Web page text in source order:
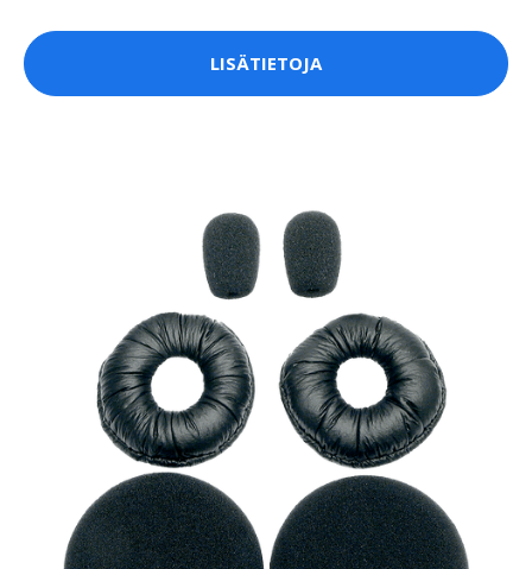
LISÄTIETOJA